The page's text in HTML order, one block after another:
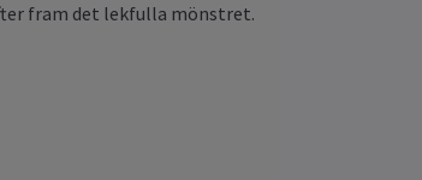
fram det lekfulla mönstret.